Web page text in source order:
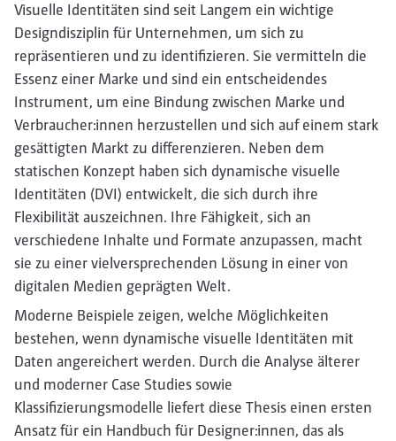
Visuelle Identitäten sind seit Langem ein wichtige
Designdisziplin für Unternehmen, um sich zu
repräsentieren und zu identifizieren. Sie vermitteln die
Essenz einer Marke und sind ein entscheidendes
Instrument, um eine Bindung zwischen Marke und
Verbraucher:innen herzustellen und sich auf einem stark
gesättigten Markt zu differenzieren. Neben dem
statischen Konzept haben sich dynamische visuelle
Identitäten (DVI) entwickelt, die sich durch ihre
Flexibilität auszeichnen. Ihre Fähigkeit, sich an
verschiedene Inhalte und Formate anzupassen, macht
sie zu einer vielversprechenden Lösung in einer von
digitalen Medien geprägten Welt.
Moderne Beispiele zeigen, welche Möglichkeiten
bestehen, wenn dynamische visuelle Identitäten mit
Daten angereichert werden. Durch die Analyse älterer
und moderner Case Studies sowie
Klassifizierungsmodelle liefert diese Thesis einen ersten
Ansatz für ein Handbuch für Designer:innen, das als